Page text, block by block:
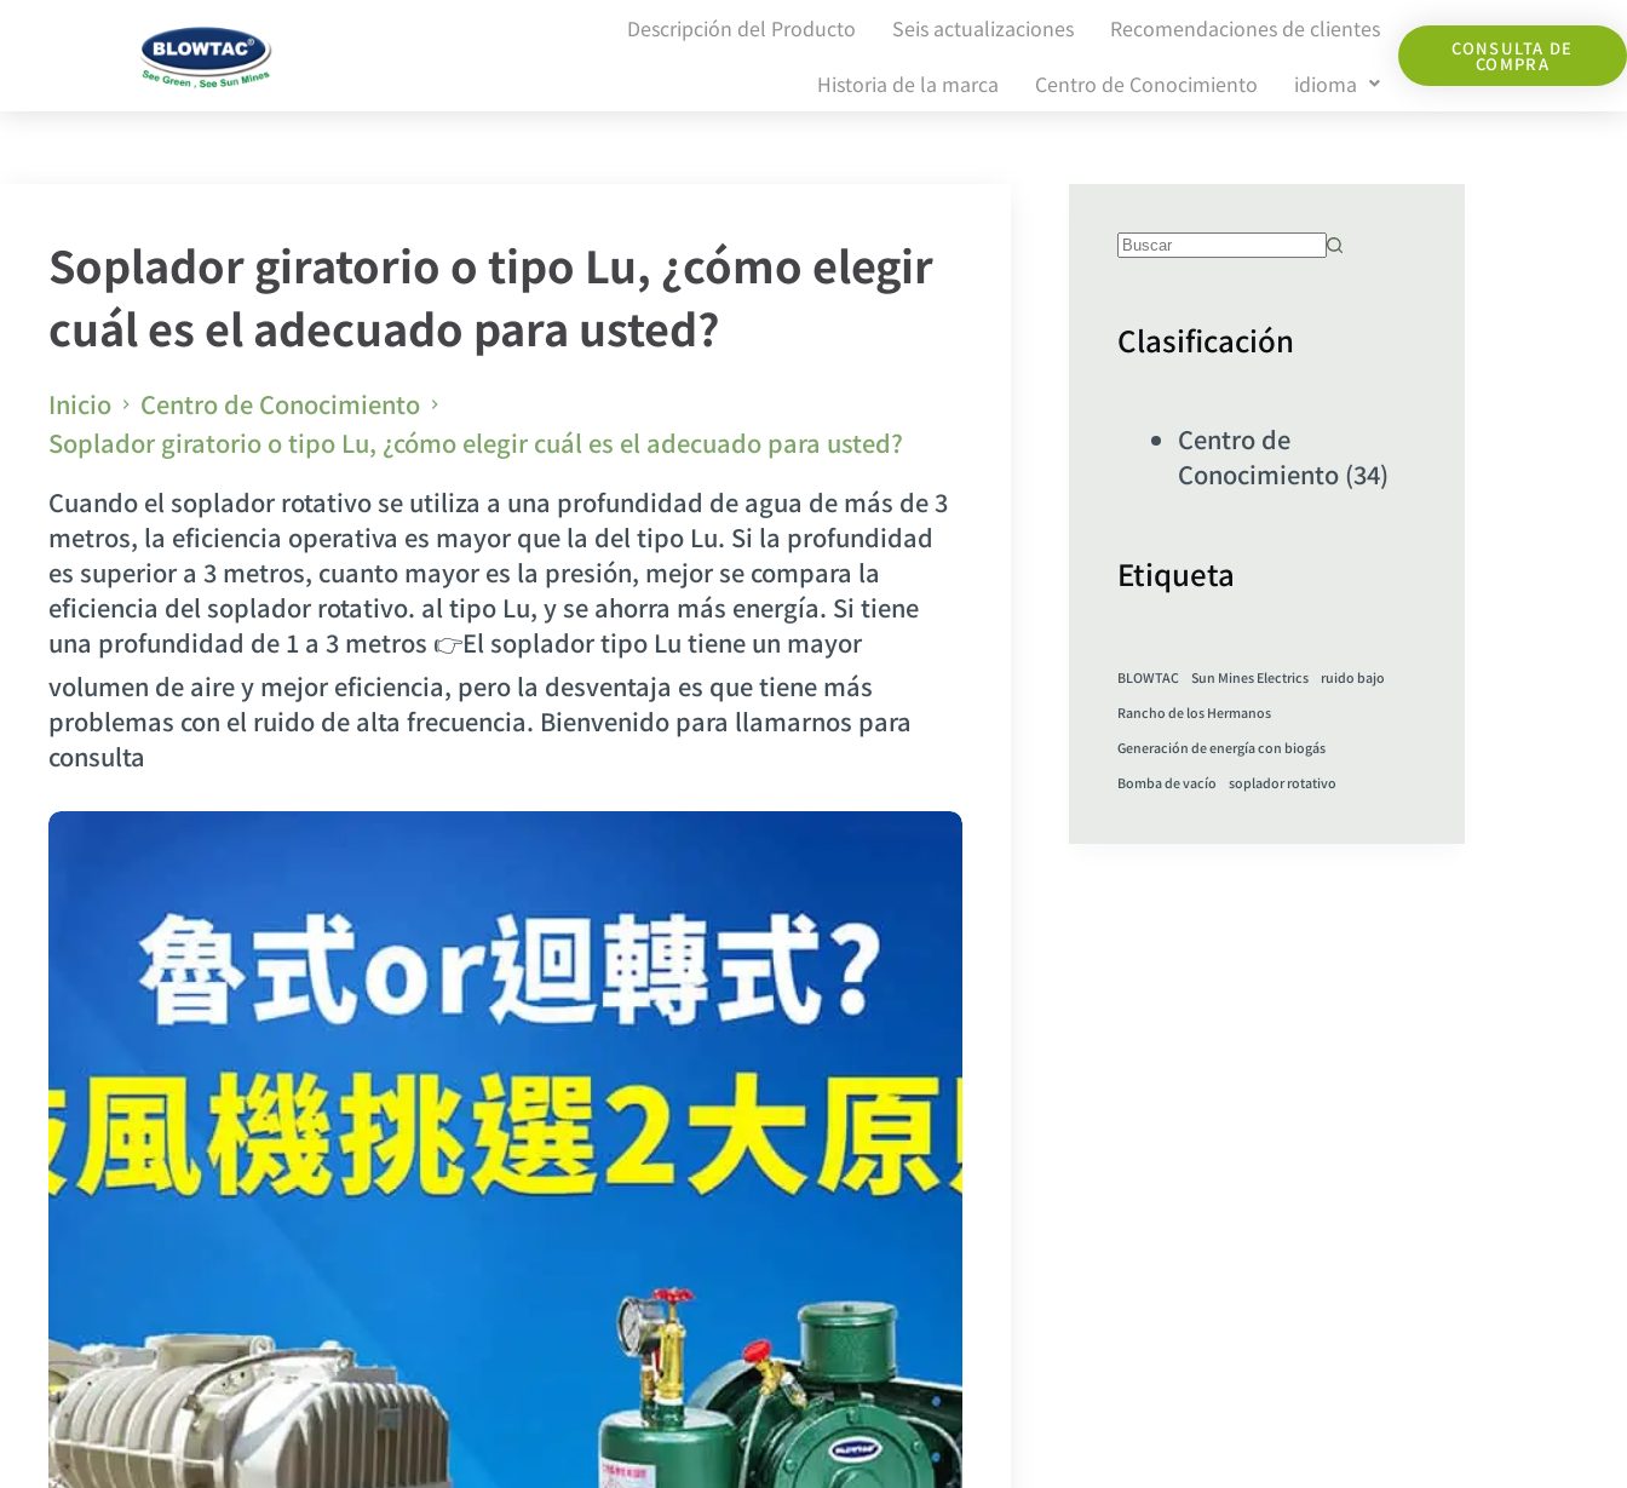
Descripción del Producto Seis actualizaciones
Recomendaciones de clientes
Historia de la marca
Centro de Conocimiento idioma
CONSULTA DE
COMPRA
Soplador giratorio o tipo Lu, ¿cómo elegir
cuál es el adecuado para usted?
Inicio
Centro de Conocimiento
Soplador giratorio o tipo Lu, ¿cómo elegir cuál es el adecuado para usted?
Cuando el soplador rotativo se utiliza a una profundidad de agua de más de 3
metros, la eficiencia operativa es mayor que la del tipo Lu. Si la profundidad
es superior a 3 metros, cuanto mayor es la presión, mejor se compara la
eficiencia del soplador rotativo. al tipo Lu, y se ahorra más energía. Si tiene
una profundidad de 1 a 3 metros 👉El soplador tipo Lu tiene un mayor
volumen de aire y mejor eficiencia, pero la desventaja es que tiene más
problemas con el ruido de alta frecuencia. Bienvenido para llamarnos para
consulta
Clasificación
Centro de
Conocimiento (34)
Etiqueta
BLOWTAC Sun Mines Electrics
ruido bajo
Rancho de los Hermanos
Generación de energía con biogás
Bomba de vacío
soplador rotativo